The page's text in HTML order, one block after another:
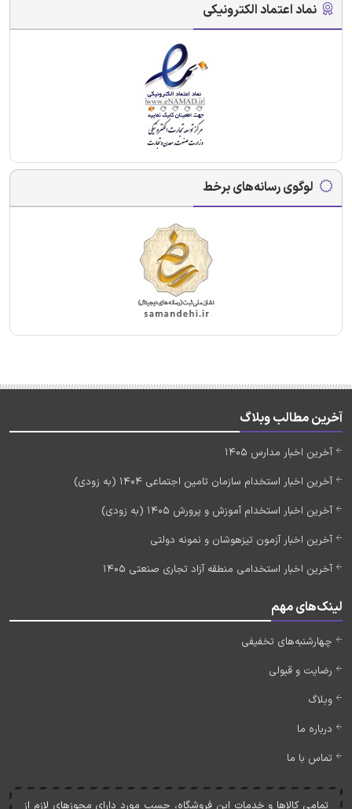
نماد اعتماد الکترونیکی
لوگوی رسانه‌های برخط
آخرین مطالب وبلاگ
آخرین اخبار مدارس 1405
آخرین اخبار استخدام سازمان تامین اجتماعی 1404 (به زودی)
آخرین اخبار استخدام آموزش و پرورش 1405 (به زودی)
آخرین اخبار آزمون تیزهوشان و نمونه دولتی
آخرین اخبار استخدامی منطقه آزاد تجاری صنعتی 1405
لینک‌های مهم
چهارشنبه‌های تخفیفی
رضایت و قبولی
وبلاگ
درباره ما
تماس با ما